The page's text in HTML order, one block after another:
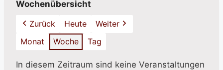
Wochenübersicht
Zurück
Heute
Weiter
Monat
Woche Tag
In diesem Zeitraum sind keine Veranstaltungen